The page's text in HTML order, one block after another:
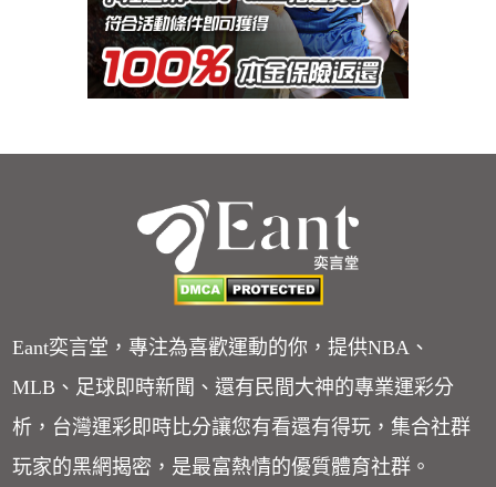
Eant奕言堂，專注為喜歡運動的你，提供NBA、
MLB、足球即時新聞、還有民間大神的專業運彩分
析，台灣運彩即時比分讓您有看還有得玩，集合社群
玩家的黑網揭密，是最富熱情的優質體育社群。